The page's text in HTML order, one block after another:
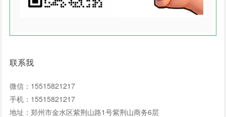
联系我
微信：15515821217
手机：15515821217
地址：郑州市金水区紫荆山路1号紫荆山商务6层